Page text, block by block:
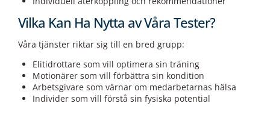
Vilka Kan Ha Nytta av Våra Tester?
Våra tjänster riktar sig till en bred grupp:
Elitidrottare som vill optimera sin träning
Motionärer som vill förbättra sin kondition
Arbetsgivare som värnar om medarbetarnas hälsa
Individer som vill förstå sin fysiska potential